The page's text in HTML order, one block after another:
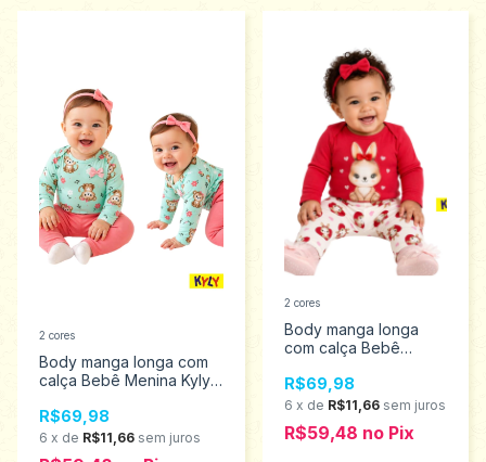
Body manga longa com
calça Bebê Menina Kyly
R$69,98
6 x de R$11,66 sem juros
2 cores
Body manga longa
com calça Bebê
1001477
R$69,98
6 x de R$11,66 sem juros
R$59,48 no Pix
2 cores